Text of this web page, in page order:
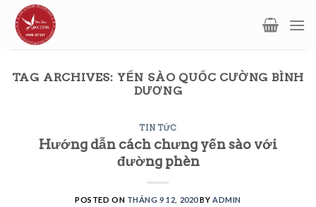
Skip
content
TAG ARCHIVES: YẾN SÀO QUỐC CƯỜNG BÌNH
DƯƠNG
TIN TỨC
Hướng dẫn cách chưng yến sào với
đường phèn
POSTED ON THÁNG 9 12, 2020BY ADMIN